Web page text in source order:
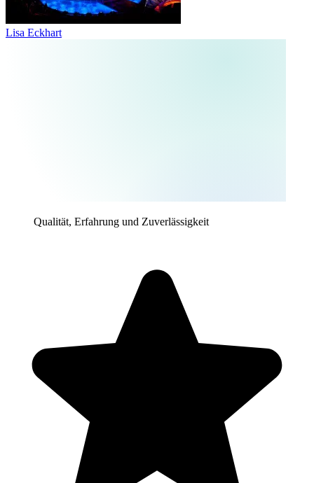
Lisa Eckhart
Qualität, Erfahrung und Zuverlässigkeit